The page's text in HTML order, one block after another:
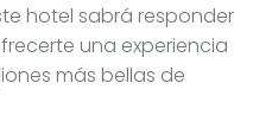
hotel sabrá responder
una experiencia
más bellas de